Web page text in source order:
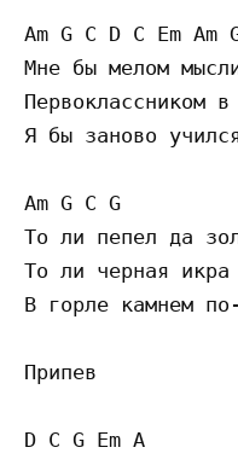
Am G C D C Em Am
Мне бы мелом
Первоклассником
Я бы заново
Am G C G
То ли пепел да
То ли черная икра
В горле камнем
Припев
D C G Em A